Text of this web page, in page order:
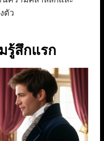
ตัว
รู้สึกแรก